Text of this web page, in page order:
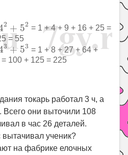
2 + 52
+5
= 1 + 4 + 9 + 16 + 25 =
= 55
3 + 53
53
= 1 + 8 + 27 + 64 +
100 + 125 = 225
токарь работал 3 ч, а
Всего они выточили 108
в час 26 деталей.
вытачивал ученик?
на фабрике елочных